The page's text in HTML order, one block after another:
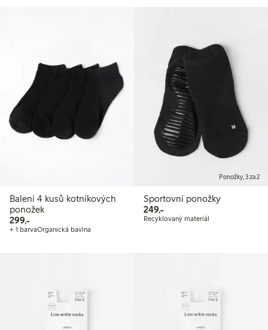
Balení 4 kusů kotníkových
ponožek
299,-299,00 Kč
+ 1 barvaOrganická bavlna
Ponožky, 3 za 2
Sportovní ponožky
249,-249,00 Kč
Recyklovaný materiál